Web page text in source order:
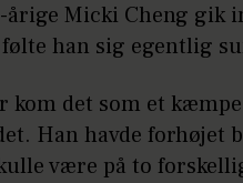
årige Micki Cheng gik
han sig egentlig
kom det som et
Han havde forhøjet
være på to